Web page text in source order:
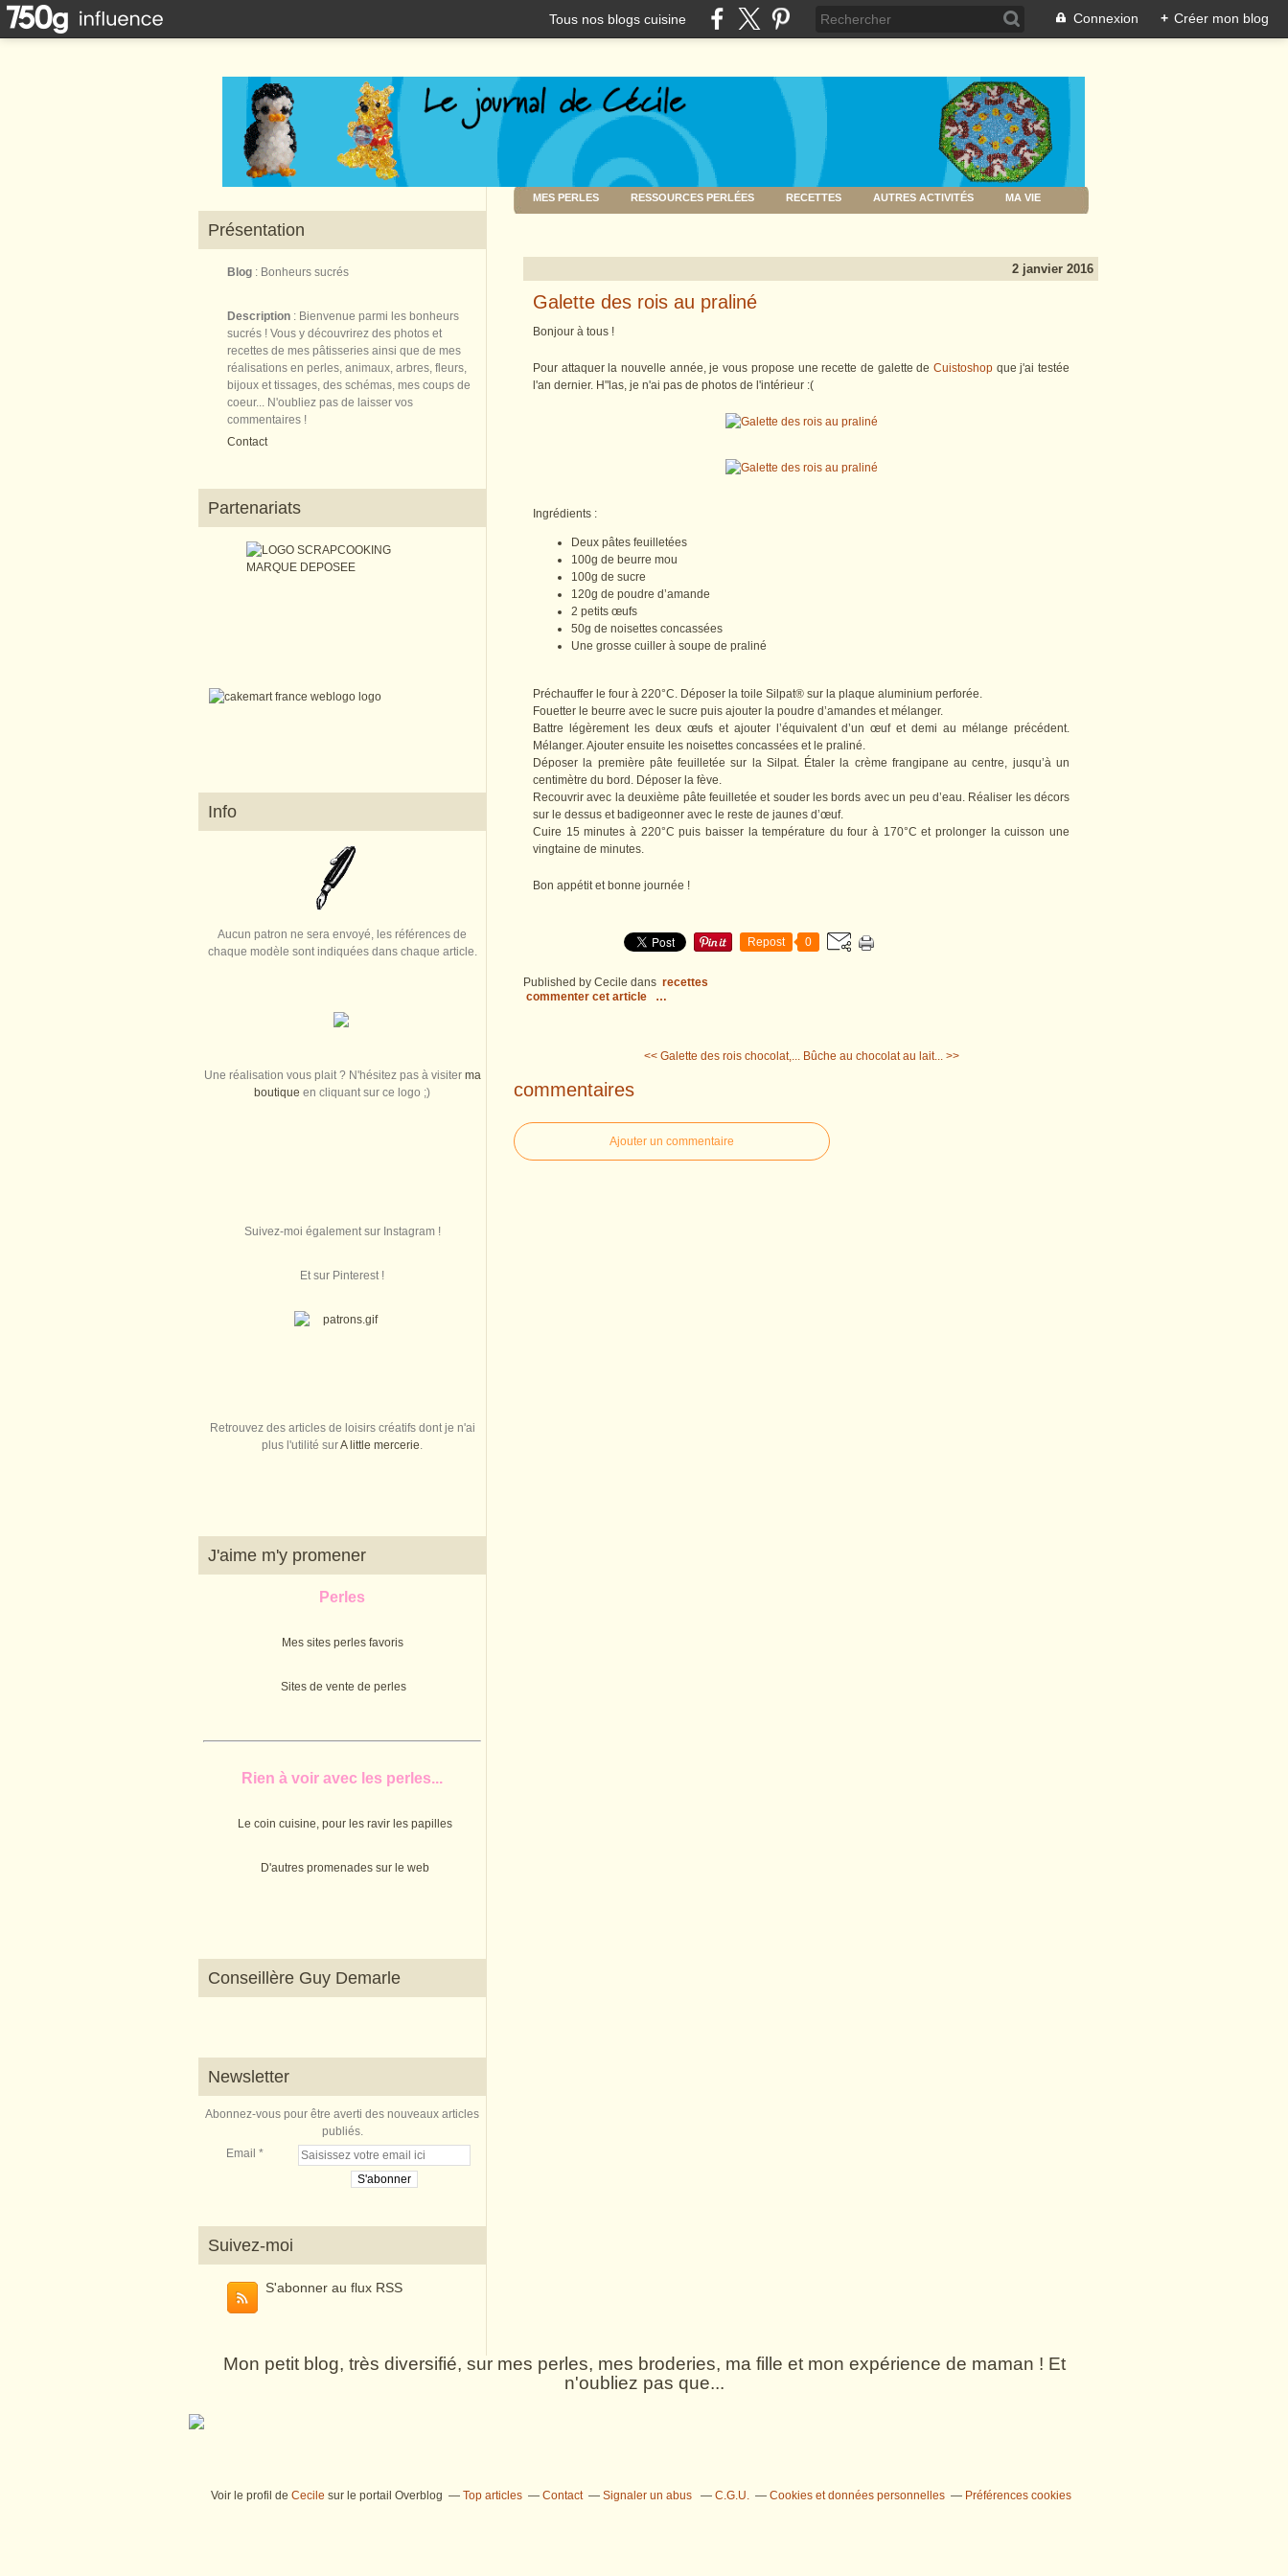
Tous nos blogs cuisine Connexion + Créer mon blog
Présentation
Blog : Bonheurs sucrés
Description : Bienvenue parmi les bonheurs
sucrés ! Vous y découvrirez des photos et
recettes de mes pâtisseries ainsi que de mes
réalisations en perles, animaux, arbres, fleurs,
bijoux et tissages, des schémas, mes coups de
coeur... N'oubliez pas de laisser vos
commentaires !
Contact
Partenariats
Info
Aucun patron ne sera envoyé, les références de
chaque modèle sont indiquées dans chaque article.
Une réalisation vous plait ? N'hésitez pas à visiter ma
boutique en cliquant sur ce logo ;)
Suivez-moi également sur Instagram !
Et sur Pinterest !
Retrouvez des articles de loisirs créatifs dont je n'ai
plus l'utilité surA little mercerie.
J'aime m'y promener
Perles
Mes sites perles favoris
Sites de vente de perles
Rien à voir avec les perles...
Le coin cuisine, pour les ravir les papilles
D'autres promenades sur le web
Conseillère Guy Demarle
Newsletter
Abonnez-vous pour être averti des nouveaux articles
publiés.
Email
Suivez-moi
S'abonner au flux RSS
MES PERLES RESSOURCES PERLÉES RECETTES AUTRES ACTIVITÉS MA VIE
2 janvier 2016
Galette des rois au praliné
Bonjour à tous !
Pour attaquer la nouvelle année, je vous propose une recette de galette de Cuistoshopque j'ai testée
l'an dernier. H"las, je n'ai pas de photos de l'intérieur :(
Ingrédients :
Deux pâtes feuilletées
100g de beurre mou
100g de sucre
120g de poudre d’amande
2 petits œufs
50g de noisettes concassées
Une grosse cuiller à soupe de praliné
Préchauffer le four à 220°C. Déposer la toile Silpat® sur la plaque aluminium perforée.
Fouetter le beurre avec le sucre puis ajouter la poudre d’amandes et mélanger.
Battre légèrement les deux œufs et ajouter l’équivalent d’un œuf et demi au mélange précédent.
Mélanger. Ajouter ensuite les noisettes concassées et le praliné.
Déposer la première pâte feuilletée sur la Silpat. Étaler la crème frangipane au centre, jusqu’à un
centimètre du bord. Déposer la fève.
Recouvrir avec la deuxième pâte feuilletée et souder les bords avec un peu d’eau. Réaliser les décors
sur le dessus et badigeonner avec le reste de jaunes d’œuf.
Cuire 15 minutes à 220°C puis baisser la température du four à 170°C et prolonger la cuisson une
vingtaine de minutes.
Bon appétit et bonne journée !
Repost 0
Published by Cecile dans recettes
commenter cet article
…
<< Galette des rois chocolat,... Bûche au chocolat au lait... >>
commentaires
Ajouter un commentaire
Mon petit blog, très diversifié, sur mes perles, mes broderies, ma fille et mon expérience de maman ! Et
n'oubliez pas que...
Voir le profil de Cecile sur le portail Overblog Top articles Contact Signaler un abus C.G.U. Cookies et données personnelles Préférences cookies